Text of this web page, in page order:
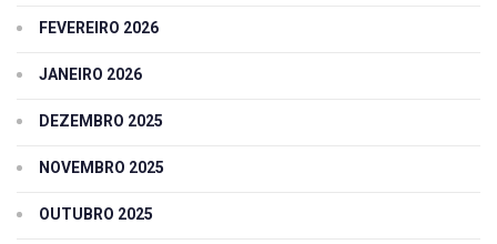
FEVEREIRO 2026
JANEIRO 2026
DEZEMBRO 2025
NOVEMBRO 2025
OUTUBRO 2025